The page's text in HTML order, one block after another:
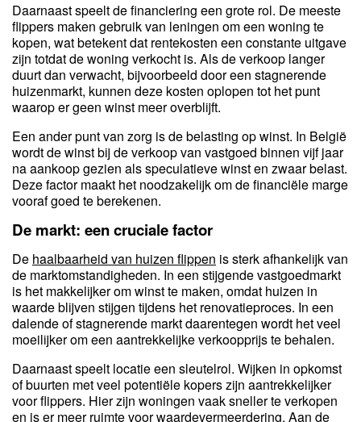
Daarnaast speelt de financiering een grote rol. De meeste
flippers maken gebruik van leningen om een woning te
kopen, wat betekent dat rentekosten een constante uitgave
zijn totdat de woning verkocht is. Als de verkoop langer
duurt dan verwacht, bijvoorbeeld door een stagnerende
huizenmarkt, kunnen deze kosten oplopen tot het punt
waarop er geen winst meer overblijft.
Een ander punt van zorg is de belasting op winst. In België
wordt de winst bij de verkoop van vastgoed binnen vijf jaar
na aankoop gezien als speculatieve winst en zwaar belast.
Deze factor maakt het noodzakelijk om de financiële marge
vooraf goed te berekenen.
De markt: een cruciale factor
De haalbaarheid van huizen flippen is sterk afhankelijk van
de marktomstandigheden. In een stijgende vastgoedmarkt
is het makkelijker om winst te maken, omdat huizen in
waarde blijven stijgen tijdens het renovatieproces. In een
dalende of stagnerende markt daarentegen wordt het veel
moeilijker om een aantrekkelijke verkoopprijs te behalen.
Daarnaast speelt locatie een sleutelrol. Wijken in opkomst
of buurten met veel potentiële kopers zijn aantrekkelijker
voor flippers. Hier zijn woningen vaak sneller te verkopen
en is er meer ruimte voor waardevermeerdering. Aan de